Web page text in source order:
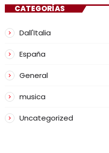
CATEGORÍAS
Dall'Italia
España
General
musica
Uncategorized